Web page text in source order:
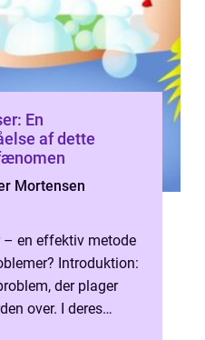
En
af dette
Mortensen
en effektiv metode
Introduktion:
der plager
over. I deres